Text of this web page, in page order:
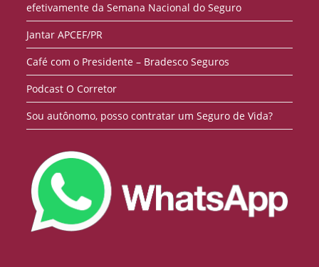
efetivamente da Semana Nacional do Seguro
Jantar APCEF/PR
Café com o Presidente – Bradesco Seguros
Podcast O Corretor
Sou autônomo, posso contratar um Seguro de Vida?